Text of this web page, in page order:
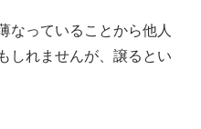
なっていることから他人
しれませんが、譲るとい